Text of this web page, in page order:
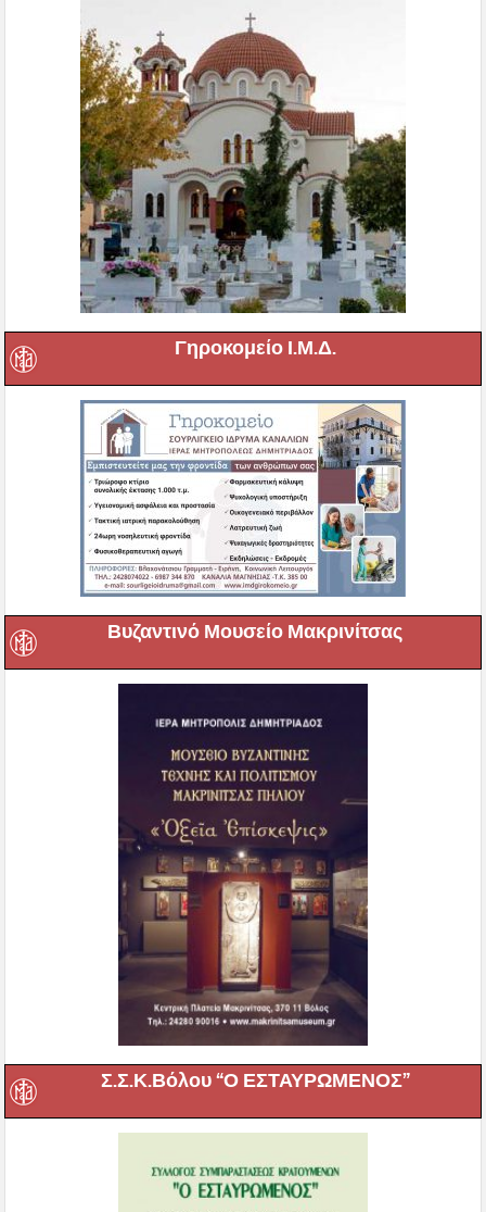
Γηροκομείο Ι.Μ.Δ.
Βυζαντινό Μουσείο Μακρινίτσας
Σ.Σ.Κ.Βόλου “Ο ΕΣΤΑΥΡΩΜΕΝΟΣ”